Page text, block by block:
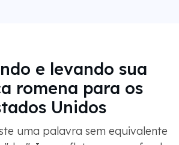
e levando sua
romena para os
Unidos
uma palavra sem equivalente